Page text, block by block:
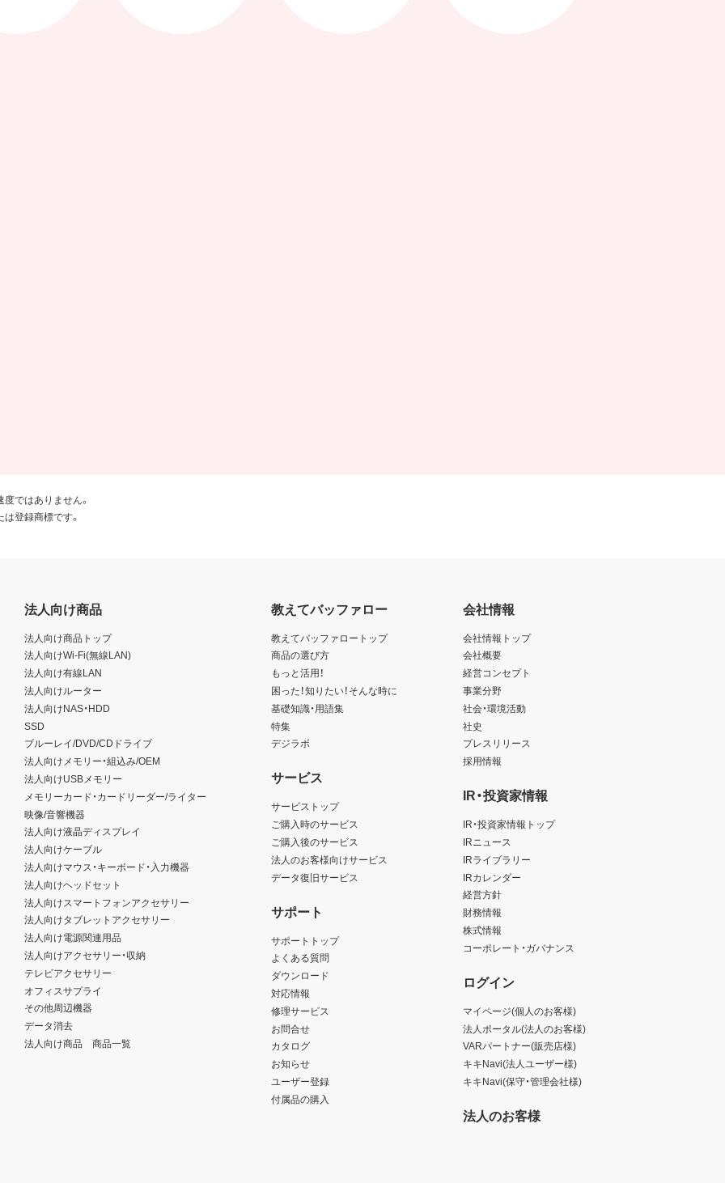
ではありません。
登録商標です。
法人向け商品
法人向け商品トップ
法人向けWi-Fi(無線LAN)
法人向け有線LAN
法人向けルーター
法人向けNAS・HDD
SSD
ブルーレイ/DVD/CDドライブ
法人向けメモリー・組込み/OEM
法人向けUSBメモリー
メモリーカード・カードリーダー/ライター
映像/音響機器
法人向け液晶ディスプレイ
法人向けケーブル
法人向けマウス・キーボード・入力機器
法人向けヘッドセット
法人向けスマートフォンアクセサリー
法人向けタブレットアクセサリー
法人向け電源関連用品
法人向けアクセサリー・収納
テレビアクセサリー
オフィスサプライ
その他周辺機器
データ消去
法人向け商品 商品一覧
教えてバッファロー
教えてバッファロートップ
商品の選び方
もっと活用！
困った！知りたい！そんな時に
基礎知識・用語集
特集
デジラボ
サービス
サービストップ
ご購入時のサービス
ご購入後のサービス
法人のお客様向けサービス
データ復旧サービス
サポート
サポートトップ
よくある質問
ダウンロード
対応情報
修理サービス
お問合せ
カタログ
お知らせ
ユーザー登録
付属品の購入
会社情報
会社情報トップ
会社概要
経営コンセプト
事業分野
社会・環境活動
社史
プレスリリース
採用情報
IR・投資家情報
IR・投資家情報トップ
IRニュース
IRライブラリー
IRカレンダー
経営方針
財務情報
株式情報
コーポレート・ガバナンス
ログイン
マイページ(個人のお客様)
法人ポータル(法人のお客様)
VARパートナー(販売店様)
キキNavi(法人ユーザー様)
キキNavi(保守・管理会社様)
法人のお客様